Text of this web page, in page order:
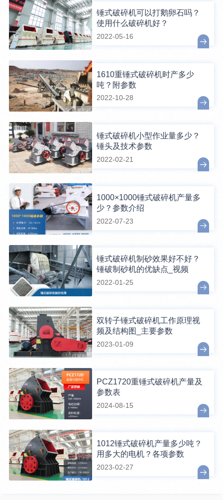
锤式破碎机可以打鹅卵石吗？
使用什么破碎机好？
2022-05-16
1610重锤式破碎机时产多少
吨？附参数
2022-10-28
锤式破碎机小型作业量多少？
锤头及技术参数
2022-02-21
1000×1000锤式破碎机产量多
少？参数介绍
2022-07-23
锤式破碎机制砂效果好不好？
锤破制砂机的优缺点_视频
2022-01-25
双转子锤式破碎机工作原理视
频及结构图_主要参数
2023-01-09
PCZ1720重锤式破碎机产量及
参数表
2024-08-15
1012锤式破碎机产量多少吨？
用多大的电机？各项参数
2023-02-27